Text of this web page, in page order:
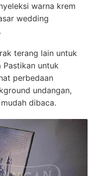
warna krem
wedding
terang lain untuk
Pastikan untuk
perbedaan
undangan,
dibaca.